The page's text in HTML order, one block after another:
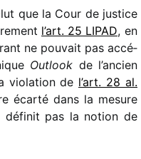
que la Cour de justice
l’art. 25 LIPAD, en
ne pouvait pas accé­
Outlook de l’an­cien
viola­tion de l’art. 28 al.
écarté dans la mesure
pas la notion de